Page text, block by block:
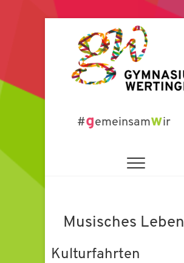
Gymnasium
#gemeinsamwir
Musisches Leben
Kulturfahrten